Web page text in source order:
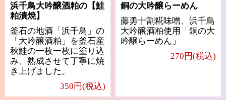
浜千鳥大吟醸酒粕の【鮭
粕漬焼】
釜石の地酒「浜千鳥」の
「大吟醸酒粕」を釜石産
秋鮭の一枚一枚に塗り込
み、熟成させて丁寧に焼
き上げました。
350円(税込)
銅の大吟醸らーめん
藤勇十割糀味噌、浜千鳥
大吟醸酒粕使用「銅の大
吟醸らーめん」
270円(税込)